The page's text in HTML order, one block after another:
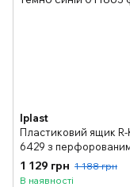
Iplast
Пластиковий ящик R-
6429 з
(594х396х280 мм)
синій
1 129 грн 1 188 грн
В наявності